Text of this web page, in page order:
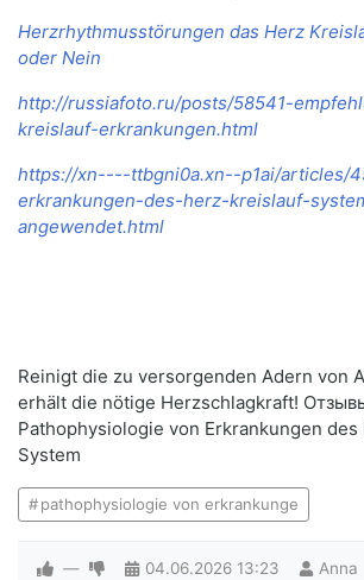
Herzrhythmusstörungen das Herz
oder Nein
http://russiafoto.ru/posts/58541-
kreislauf-erkrankungen.html
https://xn----ttbgni0a.xn--p1ai/articles/
erkrankungen-des-herz-kreislauf-
angewendet.html
Reinigt die zu versorgenden Adern von
erhält die nötige Herzschlagkraft!
Pathophysiologie von Erkrankungen
System
pathophysiologie von erkrankunge
— 04.06.2026 13:23 Anna